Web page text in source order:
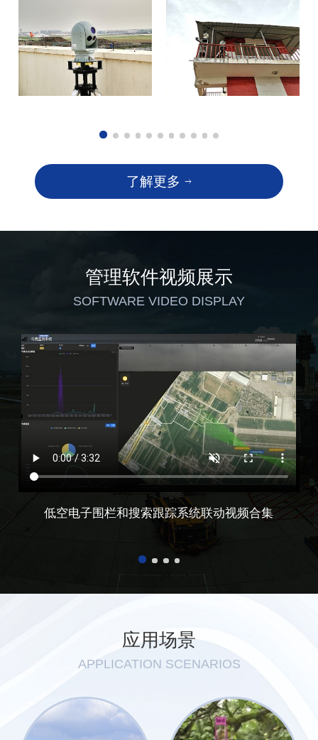
了解更多
管理软件视频展示
SOFTWARE VIDEO DISPLAY
低空电子围栏和搜索跟踪系统联动视频合集
应用场景
APPLICATION SCENARIOS